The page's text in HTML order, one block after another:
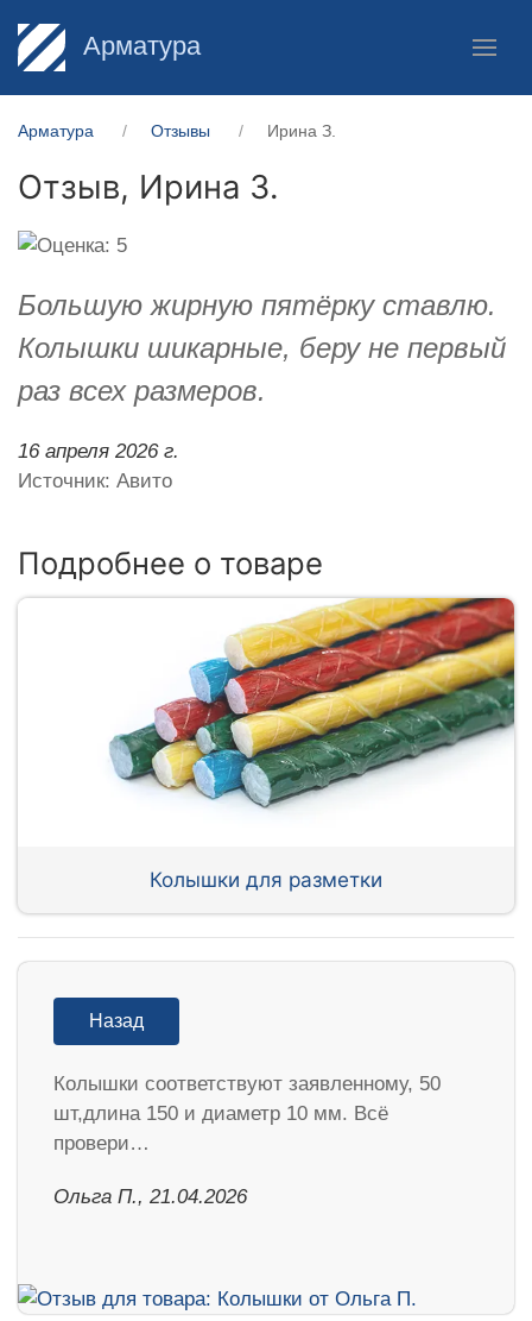
Арматура
Арматура Отзывы Ирина З.
Отзыв, Ирина З.
Большую жирную пятёрку ставлю.
Колышки шикарные, беру не первый
раз всех размеров.
16 апреля 2026 г.
Источник: Авито
Подробнее о товаре
Колышки для разметки
Назад
Колышки соответствуют заявленному, 50
шт,длина 150 и диаметр 10 мм. Всё
провери…
Ольга П., 21.04.2026